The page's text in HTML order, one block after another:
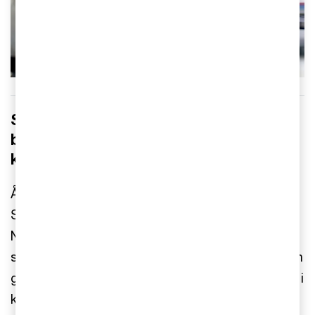
Socialdemokraterna vill genomföra en
bred skattereform baserad på
klassiska principer
Åttonde intervjun i serien är med
Socialdemokraternas skattepolitiska talesperson
Niklas Karlsson, som intervjuas av PwC:s
skatteexpert Ulrika Lundh Eriksson. I fokus står en
genomgripande skattereform med utgångspunkt i
klassiska skattepolitiska principer som enkelhet,